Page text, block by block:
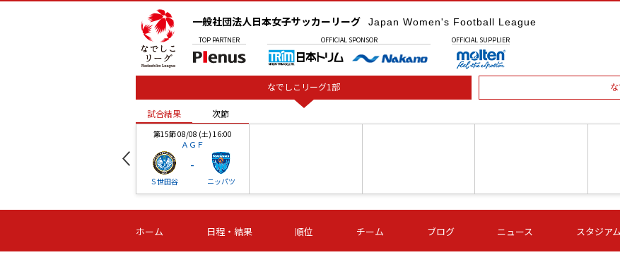
一般社団法人日本女子サッカーリーグ Japan Women's Football League
TOP PARTNER OFFICIAL SPONSOR OFFICIAL SUPPLIER
なでしこリーグ1部
試合結果 次節
第15節 08/08 (土) 16:00
ＡＧＦ
Ｓ世田谷
-
ニッパツ
-
第16節 09/05 (土) 15:00
ニッパツ
-
第16節 09/05 (土) 15:00
石人の星
-
第16節 09/05 (土) 16:00
ＡＧＦ
-
いちご
-
第
試合結果 次節
ホーム 日程・結果 順位 チーム ブログ ニュース スタジアム